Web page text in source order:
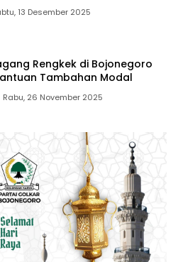
13 Desember 2025
Rengkek di Bojonegoro
Tambahan Modal
Rabu, 26 November 2025